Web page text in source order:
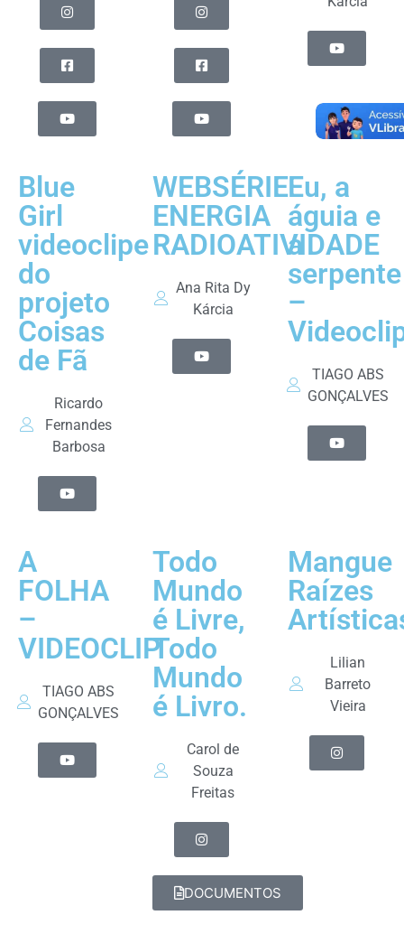
Blue
Girl
videoclipe
do
projeto
Coisas
de Fã
Ricardo
Fernandes
Barbosa
WEBSÉRIE
ENERGIA
RADIOATIVIDADE
Ana Rita Dy
Kárcia
Eu, a
águia e
a
serpente
–
TIAGO ABS
GONÇALVES
A
FOLHA
–
VIDEOCLIP
TIAGO ABS
GONÇALVES
Todo
Mundo
é Livre,
Todo
Mundo
é Livro.
Carol de
Souza
Freitas
DOCUMENTOS
Mangue
Raízes
Lilian
Barreto
Vieira